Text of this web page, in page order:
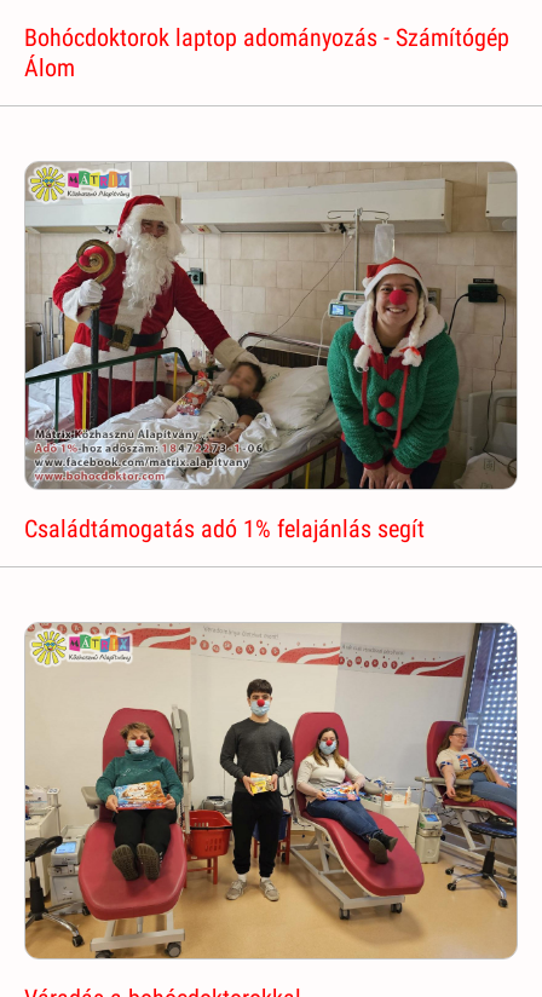
Bohócdoktorok laptop adományozás - Számítógép
Álom
Családtámogatás adó 1% felajánlás segít